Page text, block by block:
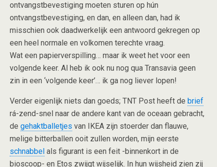
ontvangstbevestiging moeten sturen op hún
ontvangstbevestiging, en dan, en alleen dan, had ik
misschien ook daadwerkelijk een antwoord gekregen op
een heel normale en volkomen terechte vraag.
Wat een papierverspilling… maar ik weet het voor een
volgende keer. Al heb ik ook nu nog qua Transavia geen
zin in een ‘volgende keer’… ik ga nog liever lopen!
Verder eigenlijk niets dan goeds; TNT Post heeft de brief
rá-zend-snel naar de andere kant van de oceaan gebracht,
de gehaktballetjes van IKEA zijn stoerder dan flauwe,
melige bitterballen ooit zullen worden, mijn eerste
schnabbel als figurant is een feit -binnenkort in de
bioscoop- en Etos zwijgt wijselijk. In hun wijsheid zien zij